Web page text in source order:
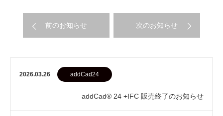
前のお知らせ 次のお知らせ
2026.03.26 addCad24
addCad® 24 +IFC 販売終了のお知らせ